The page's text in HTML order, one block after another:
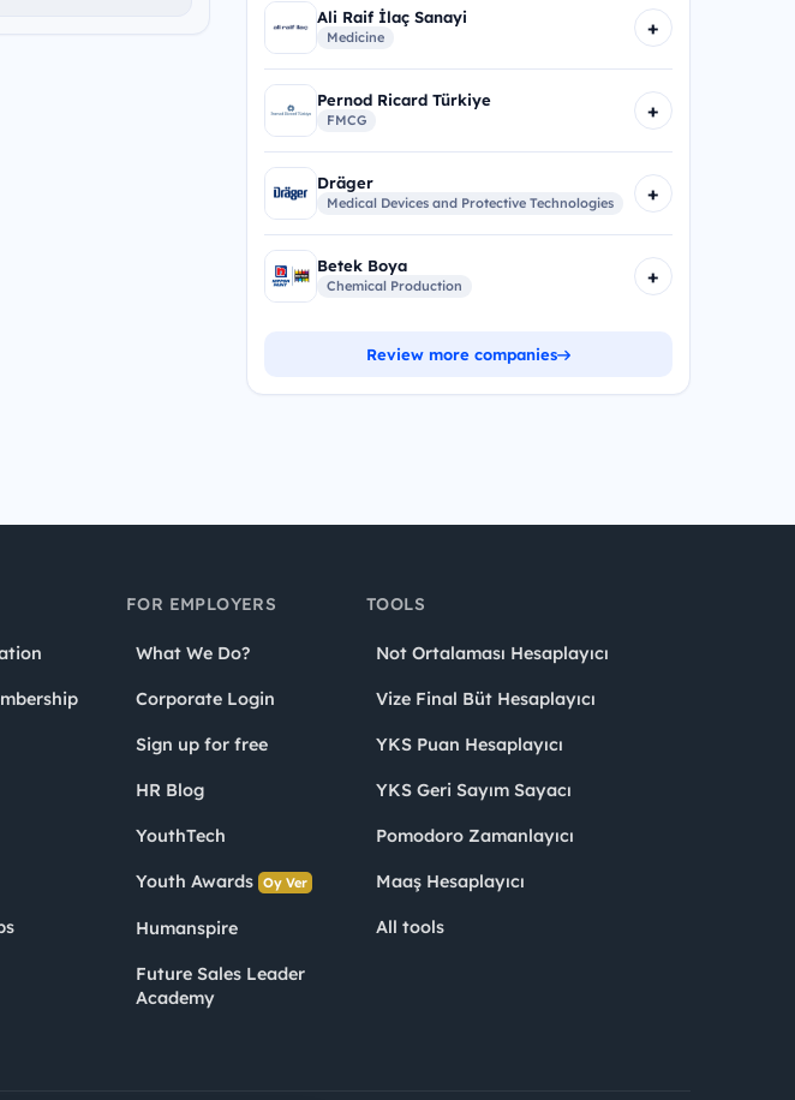
Ali Raif İlaç Sanayi
Medicine +
Pernod Ricard Türkiye
FMCG +
Dräger
Medical Devices and Protective Technologies +
Betek Boya
Chemical Production +
Review more companies
FOR EMPLOYERS
What We Do?
Corporate Login
Sign up for free
HR Blog
YouthTech
Youth Awards Oy Ver
Humanspire
Future Sales Leader
Academy
TOOLS
Not Ortalaması Hesaplayıcı
Vize Final Büt Hesaplayıcı
YKS Puan Hesaplayıcı
YKS Geri Sayım Sayacı
Pomodoro Zamanlayıcı
Maaş Hesaplayıcı
All tools